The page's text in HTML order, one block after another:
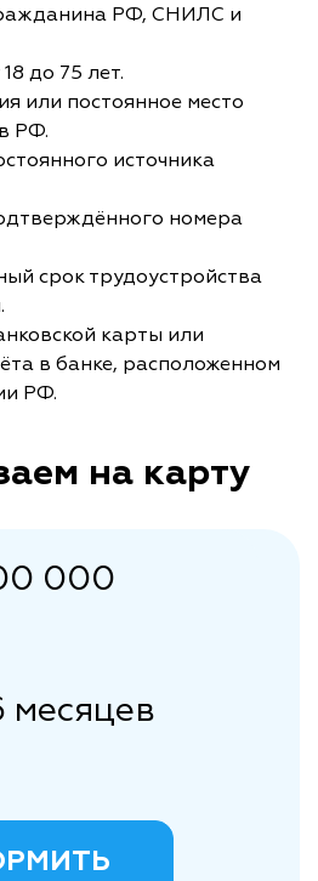
РФ, СНИЛС и
до 75 лет.
или постоянное место
РФ.
источника
номера
срок трудоустройства
карты или
в банке, расположенном
РФ.
на карту
000
месяцев